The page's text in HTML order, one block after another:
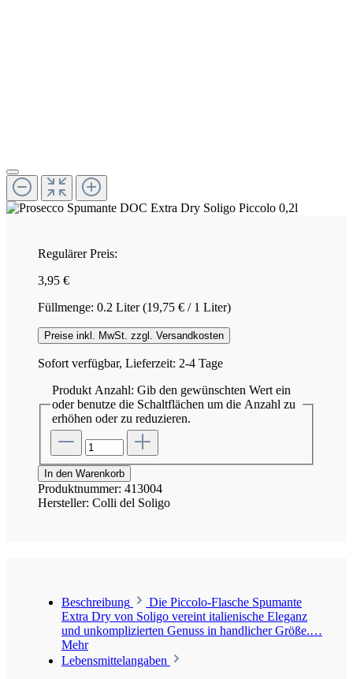
Regulärer Preis:
3,95 €
Füllmenge: 0.2 Liter(19,75 € / 1 Liter)
Preise inkl. MwSt. zzgl. Versandkosten
Sofort verfügbar, Lieferzeit: 2-4 Tage
Produkt Anzahl: Gib den gewünschten Wert ein
oder benutze die Schaltflächen um die Anzahl zu
erhöhen oder zu reduzieren.
In den Warenkorb
Produktnummer: 413004
Hersteller: Colli del Soligo
Beschreibung
Die Piccolo-Flasche Spumante
Extra Dry von Soligo vereint italienische Eleganz
und unkomplizierten Genuss in handlicher Größe.…
Mehr
Lebensmittelangaben